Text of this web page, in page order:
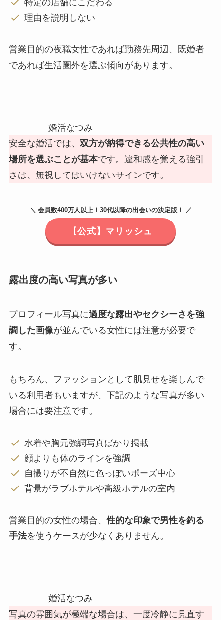
特定の店舗にこだわる
理由を説明しない
営業目的の夜職女性であれば勤務先周辺、既婚者
であれば生活圏外を選ぶ傾向があります。
婚活なつみ
安全な婚活では、 双方が納得できる公共性の高い
場所を選ぶことが基本です。違和感を覚える強引
さは、無視してはいけないサインです。
＼ 会員数400万人以上！30代以降の出会いの決定版！ ／
【公式】マリッシュ
露出度の高い写真が多い
プロフィール写真に過度な露出やセクシーさを強
調した画像が並んでいる女性には注意が必要で
す。
もちろん、ファッションとして肌見せを楽しんで
いる利用者もいますが、下記のような写真が多い
場合には要注意です。
水着や胸元強調写真ばかり掲載
顔よりも体のラインを強調
自撮りが不自然に色っぽいポーズ中心
背景がラブホテルや高級ホテルの室内
営業目的の女性の場合、性的な印象で男性を釣る
手法を使うケースが少なくありません。
婚活なつみ
写真の雰囲気が極端な場合は、一度冷静に見直す